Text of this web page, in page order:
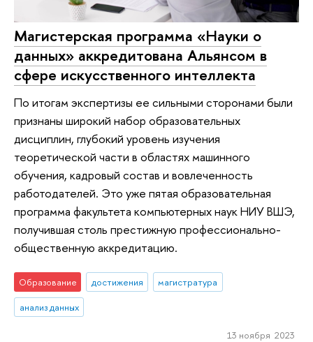
Магистерская программа «Науки о
данных» аккредитована Альянсом в
сфере искусственного интеллекта
По итогам экспертизы ее сильными сторонами были
признаны широкий набор образовательных
дисциплин, глубокий уровень изучения
теоретической части в областях машинного
обучения, кадровый состав и вовлеченность
работодателей. Это уже пятая образовательная
программа факультета компьютерных наук НИУ ВШЭ,
получившая столь престижную профессионально-
общественную аккредитацию.
Образование достижения
магистратура
анализ данных
13 ноября 2023